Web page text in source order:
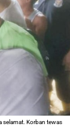
selamat. Korban tewas